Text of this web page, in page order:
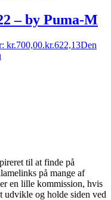
– by Puma-M
kr.700,00.kr.622,13Den
til at finde på
på mange af
en lille kommission, hvis
udvikle og holde siden ved